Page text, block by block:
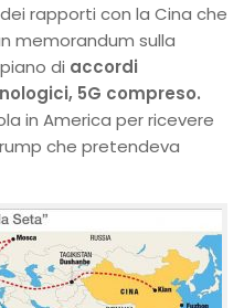
rapporti con la Cina che
memorandum sulla
di accordi
5G compreso.
in America per ricevere
che pretendeva